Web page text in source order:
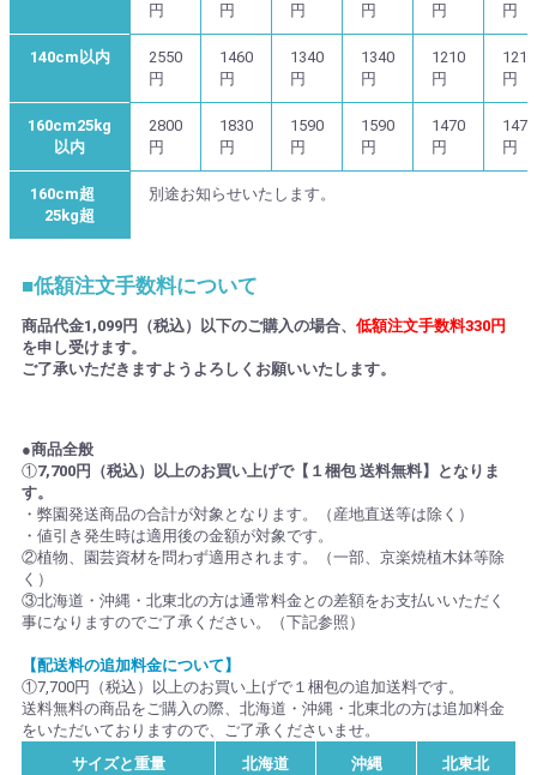
円
円
円
円
円
円
140cm以内
2550
円
1460
円
1340
円
1340
円
1210
円
1210
円
160cm25kg
以内
2800
円
1830
円
1590
円
1590
円
1470
円
1470
円
160cm超
25kg超
別途お知らせいたします。
■低額注文手数料について
商品代金1,099円（税込）以下のご購入の場合、 低額注文手数料330円
を申し受けます。
ご了承いただきますようよろしくお願いいたします。
●商品全般
①7,700円（税込）以上のお買い上げで【１梱包 送料無料】となりま
す。
・弊園発送商品の合計が対象となります。（産地直送等は除く）
・値引き発生時は適用後の金額が対象です。
②植物、園芸資材を問わず適用されます。（一部、京楽焼植木鉢等除
く）
③北海道・沖縄・北東北の方は通常料金との差額をお支払いいただく
事になりますのでご了承ください。（下記参照）
【配送料の追加料金について】
①7,700円（税込）以上のお買い上げで１梱包の追加送料です。
送料無料の商品をご購入の際、北海道・沖縄・北東北の方は追加料金
をいただいておりますので、ご了承くださいませ。
サイズと重量
北海道 沖縄 北東北